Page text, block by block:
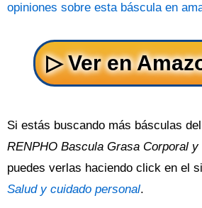
opiniones sobre esta báscula en
Si estás buscando más básculas
RENPHO Bascula Grasa Corporal
puedes verlas haciendo click en el
Salud y cuidado personal.